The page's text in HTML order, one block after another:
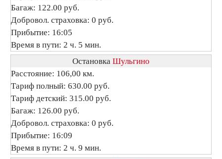
Багаж: 122.00 руб.
Добровол. страховка: 0 руб.
Прибытие: 16:05
Время в пути: 2 ч. 5 мин.
Остановка Шульгино
Расстояние: 106,00 км.
Тариф полный: 630.00 руб.
Тариф детский: 315.00 руб.
Багаж: 126.00 руб.
Добровол. страховка: 0 руб.
Прибытие: 16:09
Время в пути: 2 ч. 9 мин.